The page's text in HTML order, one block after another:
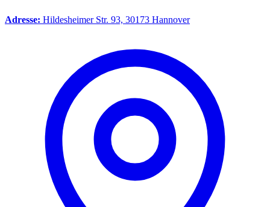
Adresse: Hildesheimer Str. 93, 30173 Hannover